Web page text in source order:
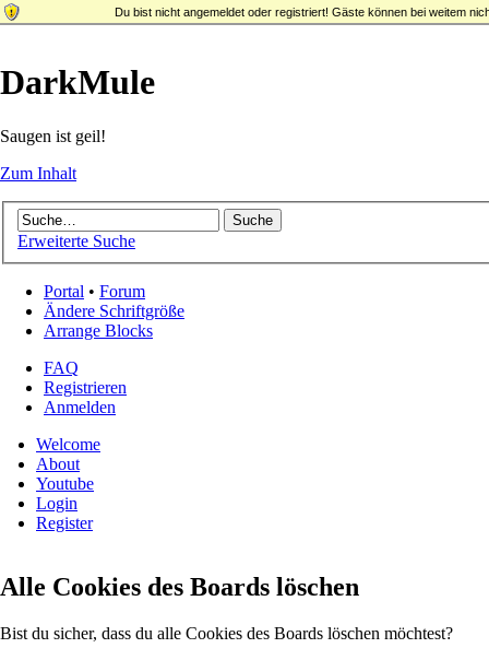
Du bist nicht angemeldet oder registriert! Gäste können bei weitem
DarkMule
Saugen ist geil!
Zum Inhalt
Erweiterte Suche
Portal • Forum
Ändere Schriftgröße
Arrange Blocks
FAQ
Registrieren
Anmelden
Welcome
About
Youtube
Login
Register
Alle Cookies des Boards löschen
Bist du sicher, dass du alle Cookies des Boards löschen möchtest?